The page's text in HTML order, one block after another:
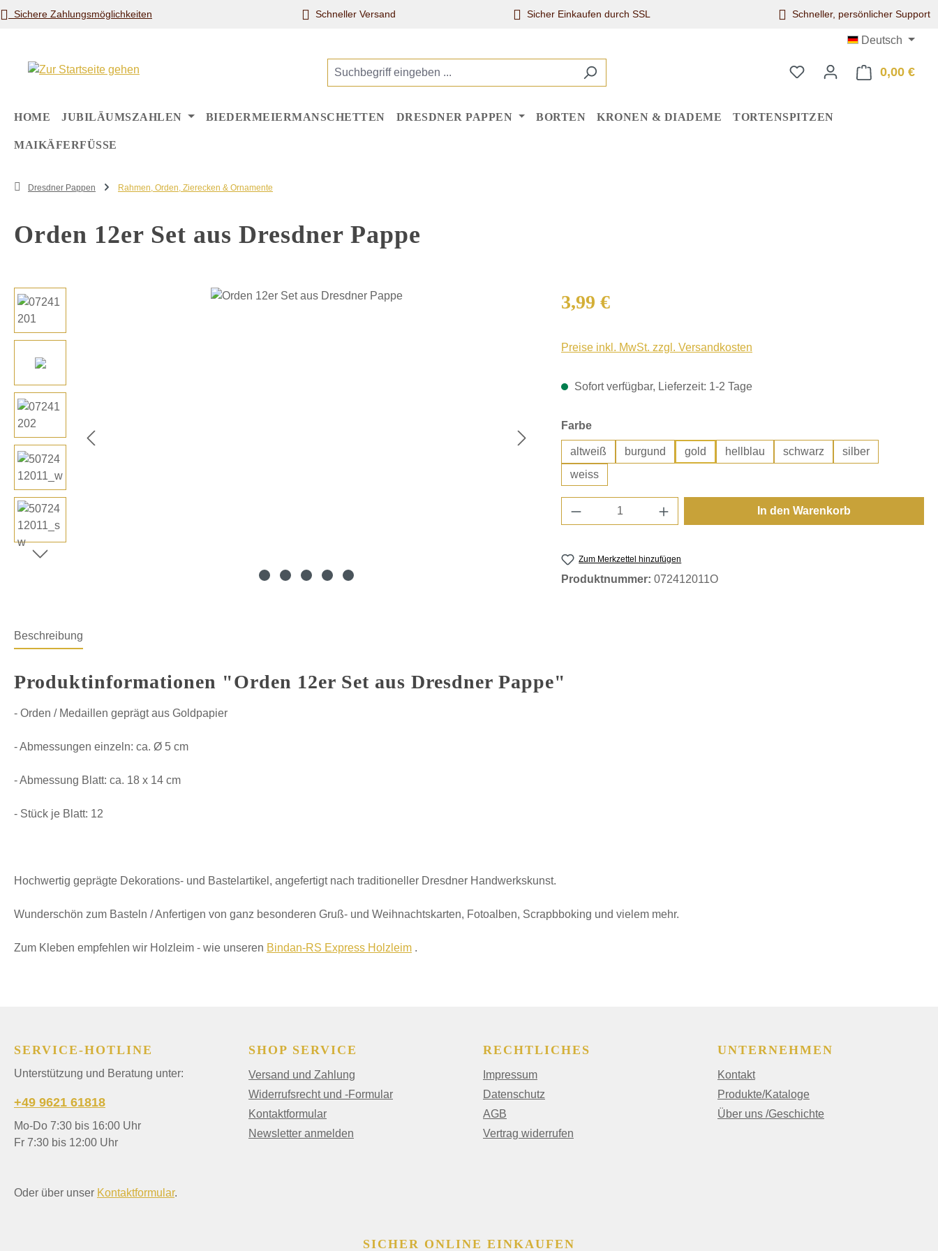
Hauptinhalt springen
Zur Suche springen
Zur Hauptnavigation springen
Sichere Zahlungsmöglichkeiten Schneller Versand Sicher Einkaufen durch SSL Schneller, persönlicher Support
Deutsch
0,00 €
HOME JUBILÄUMSZAHLEN BIEDERMEIERMANSCHETTEN DRESDNER PAPPEN BORTEN KRONEN & DIADEME TORTENSPITZEN
MAIKÄFERFÜSSE
Dresdner Pappen Rahmen, Orden, Zierecken & Ornamente
Orden 12er Set aus Dresdner Pappe
Bildergalerie überspringen Regulärer Preis:
3,99 €
Preise inkl. MwSt. zzgl. Versandkosten
Sofort verfügbar, Lieferzeit: 1-2 Tage
Farbeauswählen
altweiß burgund gold hellblau schwarz
silber
weiss
Produkt Anzahl: Gib den gewünschten Wert ein
In den Warenkorb
Zum Merkzettel hinzufügen
Produktnummer: 072412011O
Beschreibung
Produktinformationen "Orden 12er Set aus Dresdner Pappe"
- Orden / Medaillen geprägt aus Goldpapier
- Abmessungen einzeln: ca. Ø 5 cm
- Abmessung Blatt: ca. 18 x 14 cm
- Stück je Blatt: 12
Hochwertig geprägte Dekorations- und Bastelartikel, angefertigt nach traditioneller Dresdner Handwerkskunst.
Wunderschön zum Basteln / Anfertigen von ganz besonderen Gruß- und Weihnachtskarten, Fotoalben, Scrapbboking und vielem mehr.
Zum Kleben empfehlen wir Holzleim - wie unseren Bindan-RS Express Holzleim .
SERVICE-HOTLINE
Unterstützung und Beratung unter:
+49 9621 61818
Mo-Do 7:30 bis 16:00 Uhr
Fr 7:30 bis 12:00 Uhr
Oder über unser Kontaktformular.
SHOP SERVICE
Versand und Zahlung
Widerrufsrecht und -Formular
Kontaktformular
Newsletter anmelden
RECHTLICHES
Impressum
Datenschutz
AGB
Vertrag widerrufen
UNTERNEHMEN
Kontakt
Produkte/Kataloge
Über uns /Geschichte
SICHER ONLINE EINKAUFEN